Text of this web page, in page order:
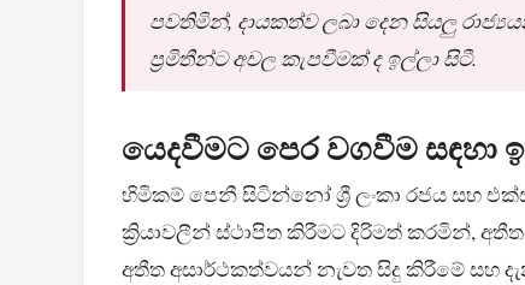
පවතිමින්, දායකත්ව ලබා දෙන සියලු
ප්‍රමිතීන්ට අචල කැපවීමක් ද ඉල්ලා සිටී.
යෙදවීමට පෙර වගවීම සඳහා
හිමිකම් පෙනී සිටින්නෝ ශ්‍රී ලංකා රජය සහ
ක්‍රියාවලීන් ස්ථාපිත කිරීමට දිරිමත් කරමින්,
අතීත අසාර්ථකත්වයන් නැවත සිදු කිරීමේ සහ